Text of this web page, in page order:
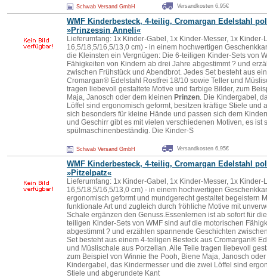
Schwab Versand GmbH Versandkosten 6,95€
WMF Kinderbesteck, 4-teilig, Cromargan Edelstahl
»Prinzessin Anneli«
Lieferumfang: 1x Kinder-Gabel, 1x Kinder-Messer, 1x
16,5/18,5/16,5/13,0 cm) - in einem hochwertigen
die Kleinsten ein Vergnügen: Die 6-teiligen Kinder-Sets von
Fähigkeiten von Kindern ab drei Jahre abgestimmt ? und
zwischen Frühstück und Abendbrot. Jedes Set besteht aus
Cromargan® Edelstahl Rostfrei 18/10 sowie Teller und
tragen liebevoll gestaltete Motive und farbige Bilder, zum
Maja, Janosch oder dem kleinen Prinzen. Die Kindergabel,
Löffel sind ergonomisch geformt, besitzen kräftige Stiele und
sich besonders für kleine Hände und passen sich dem
und Geschirr gibt es mit vielen verschiedenen Motiven, es ist
spülmaschinenbeständig. Die Kinder-S
Schwab Versand GmbH Versandkosten 6,95€
WMF Kinderbesteck, 4-teilig, Cromargan Edelstahl
»Pitzelpatz«
Lieferumfang: 1x Kinder-Gabel, 1x Kinder-Messer, 1x
16,5/18,5/16,5/13,0 cm) - in einem hochwertigen
ergonomisch geformt und mundgerecht gestaltet begeistern
funktionale Art und zugleich durch fröhliche Motive mit
Schale ergänzen den Genuss.Essenlernen ist ab sofort für
teiligen Kinder-Sets von WMF sind auf die motorischen
abgestimmt ? und erzählen spannende Geschichten
Set besteht aus einem 4-teiligen Besteck aus Cromargan®
und Müslischale aus Porzellan. Alle Teile tragen liebevoll
zum Beispiel von Winnie the Pooh, Biene Maja, Janosch
Kindergabel, das Kindermesser und die zwei Löffel sind
Stiele und abgerundete Kant